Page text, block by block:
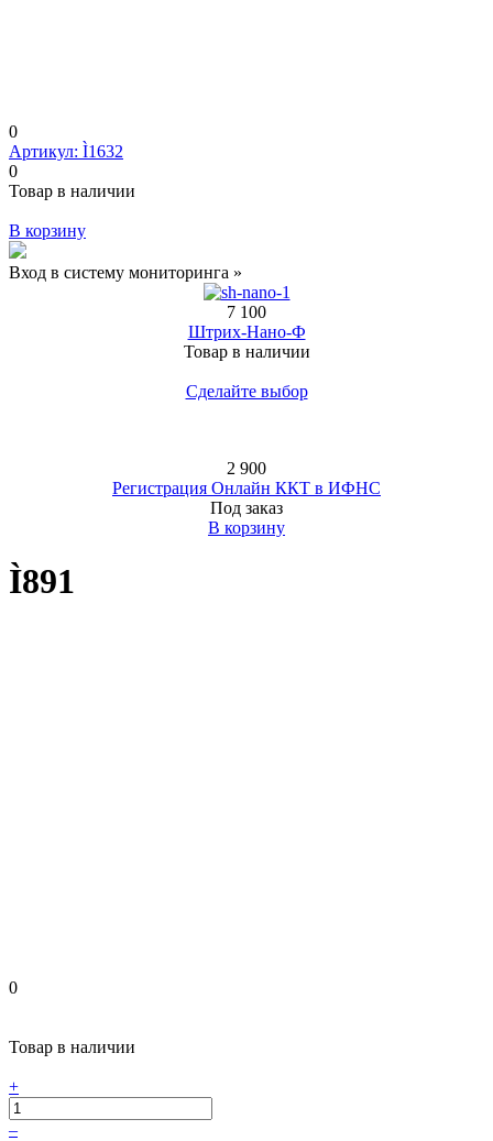
0
Артикул: Ì1632
0
Товар в наличии
В корзину
Вход в систему мониторинга »
7 100
Штрих-Нано-Ф
Товар в наличии
Сделайте выбор
2 900
Регистрация Онлайн ККТ в ИФНС
Под заказ
В корзину
Ì891
0
Товар в наличии
+
–